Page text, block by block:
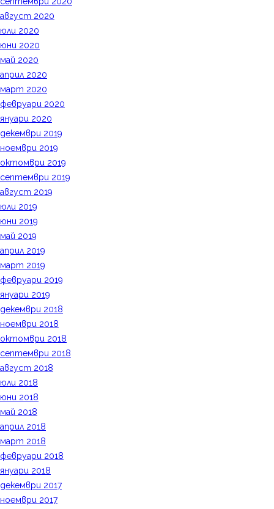
август 2020
юли 2020
юни 2020
май 2020
април 2020
март 2020
февруари 2020
януари 2020
декември 2019
ноември 2019
октомври 2019
септември 2019
август 2019
юли 2019
юни 2019
май 2019
април 2019
март 2019
февруари 2019
януари 2019
декември 2018
ноември 2018
октомври 2018
септември 2018
август 2018
юли 2018
юни 2018
май 2018
април 2018
март 2018
февруари 2018
януари 2018
декември 2017
ноември 2017